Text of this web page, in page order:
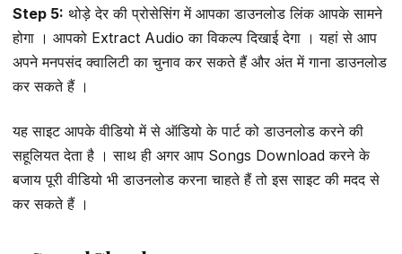
Step 5: थोड़े देर की प्रोसेसिंग में आपका डाउनलोड लिंक आपके सामने
होगा । आपको Extract Audio का विकल्प दिखाई देगा । यहां से आप
अपने मनपसंद क्वालिटी का चुनाव कर सकते हैं और अंत में गाना डाउनलोड
कर सकते हैं ।
यह साइट आपके वीडियो में से ऑडियो के पार्ट को डाउनलोड करने की
सहूलियत देता है । साथ ही अगर आप Songs Download करने के
बजाय पूरी वीडियो भी डाउनलोड करना चाहते हैं तो इस साइट की मदद से
कर सकते हैं ।